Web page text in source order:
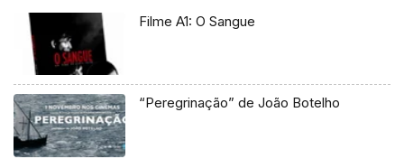
Filme A1: O Sangue
“Peregrinação” de João Botelho